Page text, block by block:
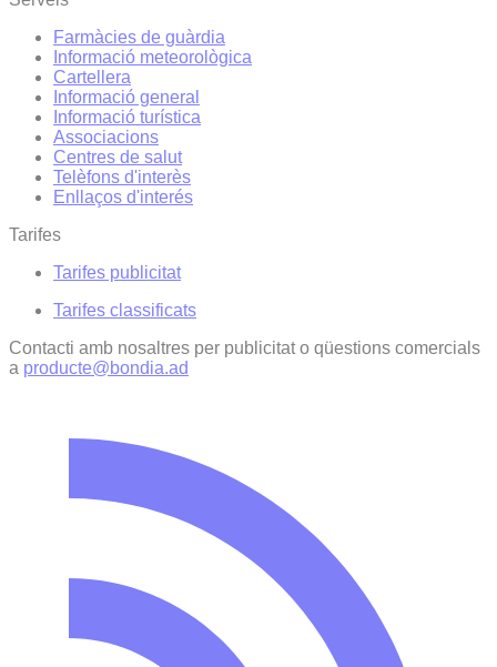
Farmàcies de guàrdia
Informació meteorològica
Cartellera
Informació general
Informació turística
Associacions
Centres de salut
Telèfons d'interès
Enllaços d'interés
Tarifes
Tarifes publicitat
Tarifes classificats
Contacti amb nosaltres per publicitat o qüestions comercials
a producte@bondia.ad